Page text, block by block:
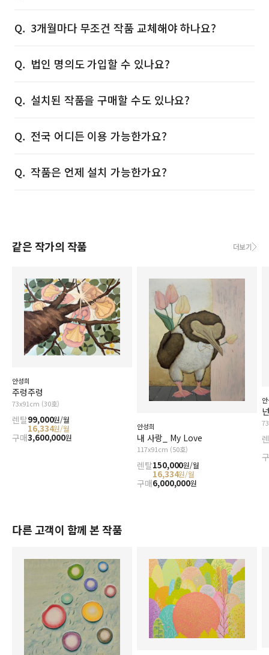
3개월마다 무조건 작품 교체해야 하나요?
법인 명의도 가입할 수 있나요?
설치된 작품을 구매할 수도 있나요?
전국 어디든 이용 가능한가요?
작품은 언제 설치 가능한가요?
같은 작가의 작품 더보기
안성희
주렁주렁
73x91cm (30호)
렌탈99,000원/월
16,334원/월
구매3,600,000원
안성희
내 사랑_ My Love
117x91cm (50호)
렌탈150,000원/월
16,334원/월
구매6,000,000원
다른 고객이 함께 본 작품